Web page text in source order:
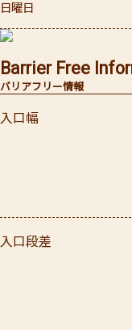
日曜日
バリアフリー情報
Barrier Free
入口幅
入口段差